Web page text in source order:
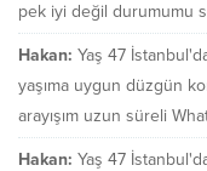
pek iyi değil durumumu
Hakan: Yaş 47
yaşıma uygun düzgün
arayışım uzun süreli
Hakan: Yaş 47